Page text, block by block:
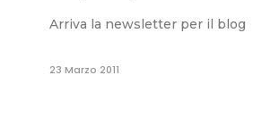
Arriva la newsletter per il blog
23 Marzo 2011